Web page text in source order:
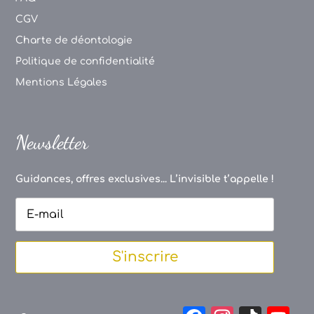
CGV
Charte de déontologie
Politique de confidentialité
Mentions Légales
Newsletter
Guidances, offres exclusives... L’invisible t’appelle !
S'inscrire